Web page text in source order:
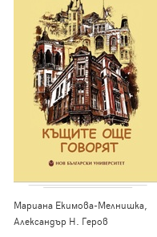
Мариана Екимова-Мелнишка,
Александър Н. Геров